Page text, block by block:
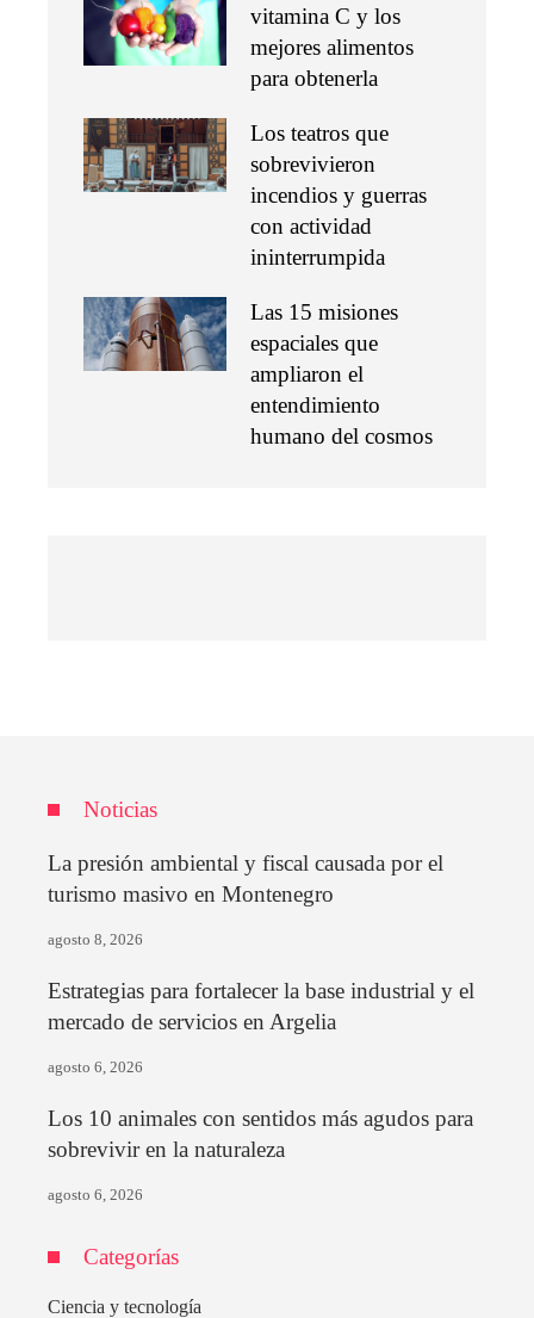
vitamina C y los
mejores alimentos
para obtenerla
Los teatros que
sobrevivieron
incendios y guerras
con actividad
ininterrumpida
Las 15 misiones
espaciales que
ampliaron el
entendimiento
humano del cosmos
Noticias
La presión ambiental y fiscal causada por el
turismo masivo en Montenegro
agosto 8, 2026
Estrategias para fortalecer la base industrial y el
mercado de servicios en Argelia
agosto 6, 2026
Los 10 animales con sentidos más agudos para
sobrevivir en la naturaleza
agosto 6, 2026
Categorías
Ciencia y tecnología